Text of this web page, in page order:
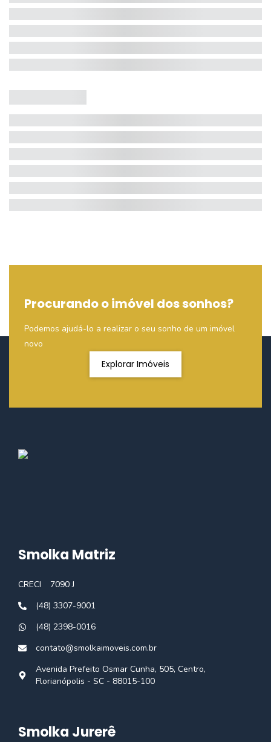
Procurando o imóvel dos sonhos?
Podemos ajudá-lo a realizar o seu sonho de um imóvel
novo
Explorar Imóveis
Smolka Matriz
CRECI
7090 J
(48) 3307-9001
(48) 2398-0016
contato@smolkaimoveis.com.br
Avenida Prefeito Osmar Cunha, 505, Centro,
Florianópolis - SC - 88015-100
Smolka Jurerê